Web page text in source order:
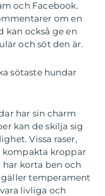
och Facebook.
om en
kan också ge en
och söt den är.
sötaste hundar
har sin charm
kan de skilja sig
Vissa raser,
kompakta kroppar
korta ben och
temperament
livliga och